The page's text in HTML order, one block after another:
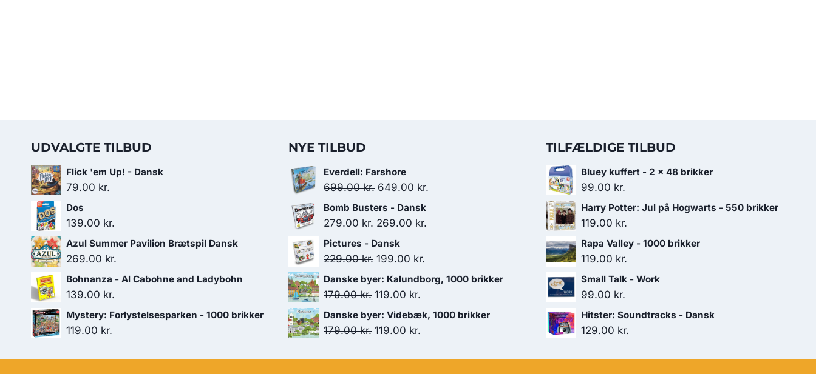
UDVALGTE TILBUD
Flick 'em Up! - Dansk
79.00 kr.
Dos
139.00 kr.
Azul Summer Pavilion Brætspil Dansk
269.00 kr.
Bohnanza - Al Cabohne and Ladybohn
139.00 kr.
Mystery: Forlystelsesparken - 1000 brikker
119.00 kr.
NYE TILBUD
Everdell: Farshore
699.00kr. Den
oprindelige
pris
699.00 kr..
649.00 kr.
Bomb Busters - Dansk
279.00kr. Den
oprindelige
pris
279.00 kr..
269.00 kr.
269.00 kr..
Pictures - Dansk
229.00kr. Den
oprindelige
pris
229.00 kr..
199.00 kr.
aktuelle
199.00 kr..
Danske byer: Kalundborg, 1000 brikker
179.00kr. Den
oprindelige
pris
179.00 kr..
119.00 kr.
aktuelle
119.00 kr..
Danske byer: Videbæk, 1000 brikker
179.00kr. Den
pris
119.00 kr.
pris
TILFÆLDIGE TILBUD
Bluey kuffert - 2 x 48 brikker
99.00 kr.
Harry Potter: Jul på Hogwarts - 550 brikker
119.00 kr.
Rapa Valley - 1000 brikker
119.00 kr.
Small Talk - Work
99.00 kr.
Hitster: Soundtracks - Dansk
129.00 kr.